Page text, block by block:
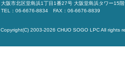
大阪市北区堂島浜1丁目1番27号 大阪堂島浜タワー15階
TEL：06-6676-8834 FAX：06-6676-8839
Copyright(C) 2003-2026 CHUO SOGO LPCAll rights